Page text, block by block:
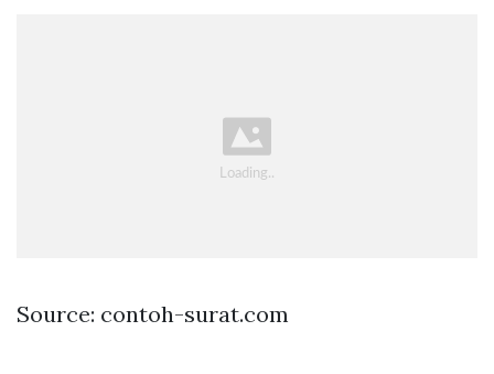
Source: contoh-surat.com